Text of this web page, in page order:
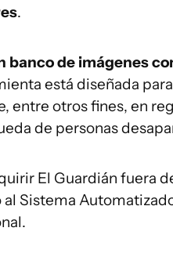
.
banco de imágenes
está diseñada
entre otros fines, en
de personas
El Guardián fuera
al Sistema